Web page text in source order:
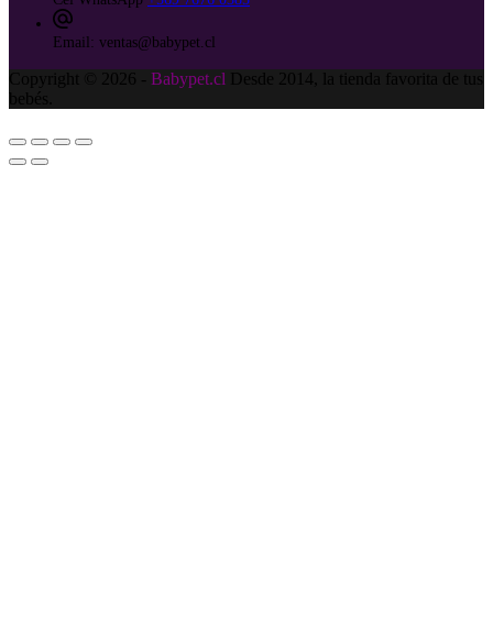
Email: ventas@babypet.cl
Copyright © 2026 - Babypet.cl Desde 2014, la tienda favorita de tus
bebés.